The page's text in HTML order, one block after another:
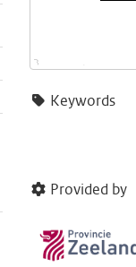
Keywords
Provided by